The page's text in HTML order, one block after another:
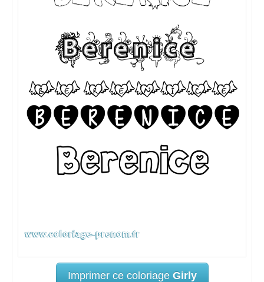
Imprimer ce coloriage Girly